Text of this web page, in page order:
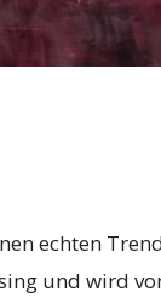
echten
und wird